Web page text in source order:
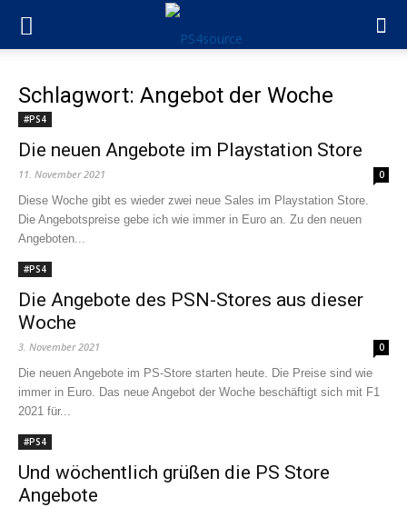
Schlagwort: Angebot der Woche
#PS4
Die neuen Angebote im Playstation Store
11. November 2021 0
Diese Woche gibt es wieder zwei neue Sales im Playstation Store.
Die Angebotspreise gebe ich wie immer in Euro an. Zu den neuen
Angeboten...
#PS4
Die Angebote des PSN-Stores aus dieser
Woche
3. November 2021 0
Die neuen Angebote im PS-Store starten heute. Die Preise sind wie
immer in Euro. Das neue Angebot der Woche beschäftigt sich mit F1
2021 für...
#PS4
Und wöchentlich grüßen die PS Store
Angebote